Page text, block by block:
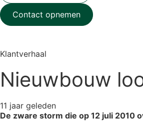
Contact opnemen
Klantverhaal
Nieuwbouw
11 jaar geleden
De zware storm die op 12 juli 2010